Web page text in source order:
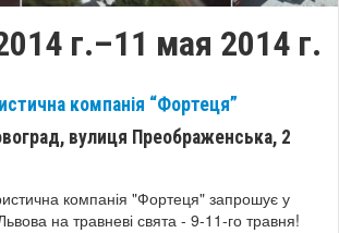
г.–11 мая 2014 г.
компанія “Фортеця”
вулиця Преображенська, 2
компанія "Фортеця" запрошує у
на травневі свята - 9-11-го травня!